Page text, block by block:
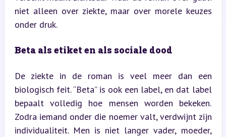
niet alleen over ziekte, maar over morele keuzes
onder druk.
Beta als etiket en als sociale dood
De ziekte in de roman is veel meer dan een
biologisch feit. “Beta” is ook een label, en dat label
bepaalt volledig hoe mensen worden bekeken.
Zodra iemand onder die noemer valt, verdwijnt zijn
individualiteit. Men is niet langer vader, moeder,